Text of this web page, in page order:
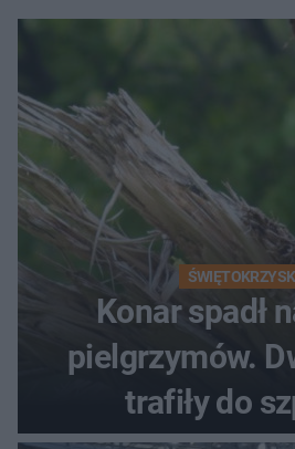
Konar spadł
pielgrzymów.
trafiły do